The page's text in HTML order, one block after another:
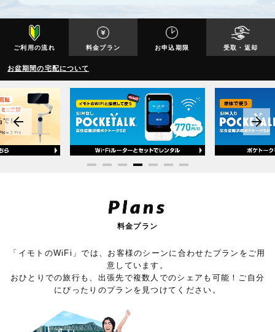
ご利用の流れ 料金プラン お申込期限 受取・返却
お盆期間の宅配について
Plans
料金プラン
「イモトのWiFi」では、お客様のシーンに合わせたプランをご用
意しています。
おひとりでの旅行も、出張先で複数人でのシェアも可能！ご自分
にぴったりのプランを見つけてください。